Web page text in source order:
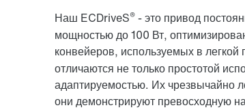
Наш ECDriveS® - это привод
мощностью до 100 Вт,
конвейеров, используемых в легкой
отличаются не только простотой
адаптируемостью. Их чрезвычайно
они демонстрируют превосходную